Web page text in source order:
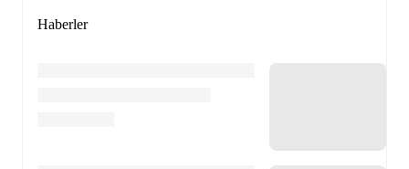
Haberler